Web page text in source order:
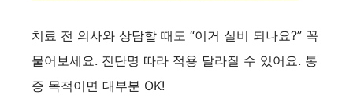
치료 전 의사와 상담할 때도 “이거 실비 되나요?” 꼭
물어보세요. 진단명 따라 적용 달라질 수 있어요. 통
증 목적이면 대부분 OK!